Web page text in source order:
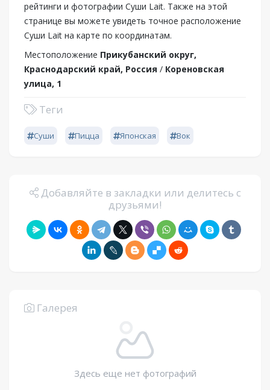
рейтинги и фотографии Суши Lait. Также на этой
странице вы можете увидеть точное расположение
Суши Lait на карте по координатам.
Местоположение Прикубанский округ,
Краснодарский край, Россия / Кореновская
улица, 1
Теги
Суши Пицца Японская Вок
Добавляйте в закладки или делитесь с
друзьями!
Галерея
Здесь еще нет фотографий